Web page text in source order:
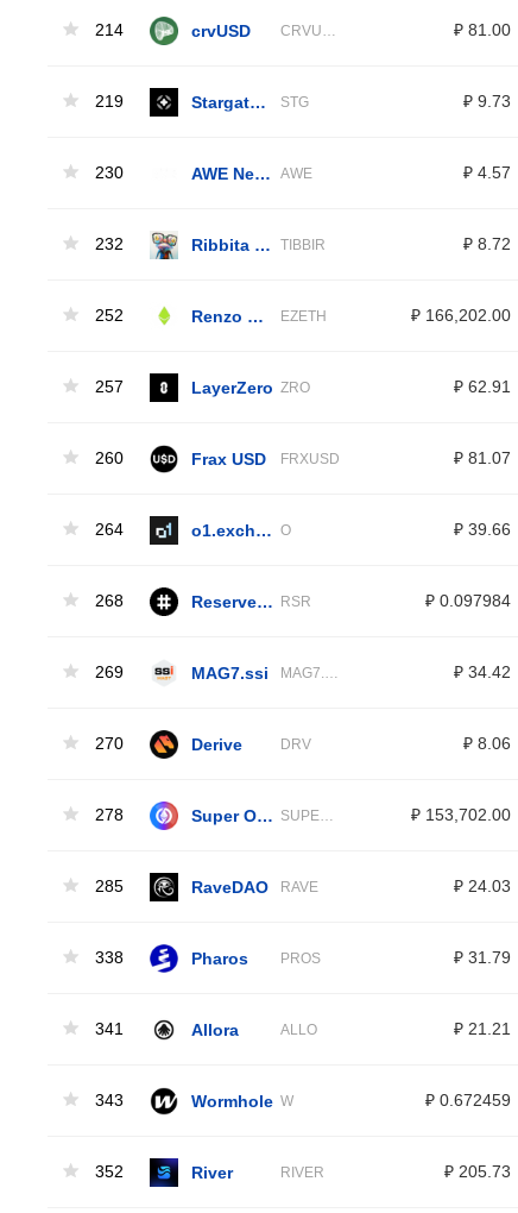
214 crvUSD ₽ 81.00
219 STG ₽ 9.73
230 AWE ₽ 4.57
232 TIBBIR ₽ 8.72
252 EZETH ₽ 166,202.00
257 LayerZero ZRO ₽ 62.91
260 Frax USD FRXUSD ₽ 81.07
264 O ₽ 39.66
268 RSR ₽ 0.097984
269 MAG7.ssi ₽ 34.42
270 Derive DRV ₽ 8.06
278 ₽ 153,702.00
285 RaveDAO RAVE ₽ 24.03
338 Pharos PROS ₽ 31.79
341 Allora ALLO ₽ 21.21
343 Wormhole W ₽ 0.672459
352 River RIVER ₽ 205.73